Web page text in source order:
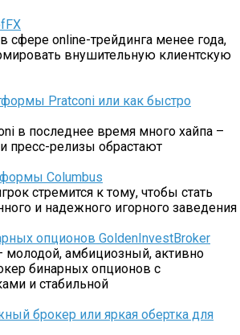
сфере online-трейдинга менее года,
внушительную клиентскую
Pratconi или как быстро
в последнее время много хайпа –
пресс-релизы обрастают
Columbus
стремится к тому, чтобы стать
и надежного игорного заведения
опционов GoldenInvestBroker
молодой, амбициозный, активно
бинарных опционов с
и стабильной
брокер или яркая обертка для